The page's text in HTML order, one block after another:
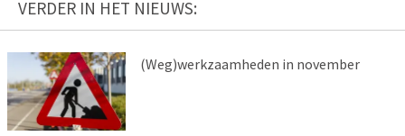
VERDER IN HET NIEUWS:
(Weg)werkzaamheden in november